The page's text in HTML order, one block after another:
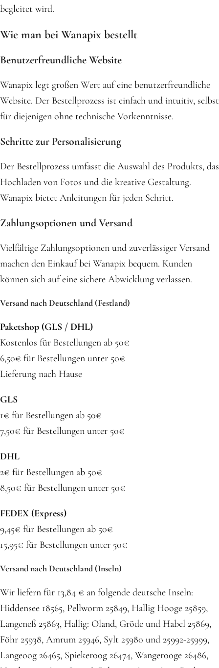
begleitet wird.
Wie man bei Wanapix bestellt
Benutzerfreundliche Website
Wanapix legt großen Wert auf eine benutzerfreundliche
Website. Der Bestellprozess ist einfach und intuitiv, selbst
für diejenigen ohne technische Vorkenntnisse.
Schritte zur Personalisierung
Der Bestellprozess umfasst die Auswahl des Produkts, das
Hochladen von Fotos und die kreative Gestaltung.
Wanapix bietet Anleitungen für jeden Schritt.
Zahlungsoptionen und Versand
Vielfältige Zahlungsoptionen und zuverlässiger Versand
machen den Einkauf bei Wanapix bequem. Kunden
können sich auf eine sichere Abwicklung verlassen.
Versand nach Deutschland (Festland)
Paketshop (GLS / DHL)
Kostenlos für Bestellungen ab 50€
6,50€ für Bestellungen unter 50€
Lieferung nach Hause
GLS
1€ für Bestellungen ab 50€
7,50€ für Bestellungen unter 50€
DHL
2€ für Bestellungen ab 50€
8,50€ für Bestellungen unter 50€
FEDEX (Express)
9,45€ für Bestellungen ab 50€
15,95€ für Bestellungen unter 50€
Versand nach Deutschland (Inseln)
Wir liefern für 13,84 € an folgende deutsche Inseln:
Hiddensee 18565, Pellworm 25849, Hallig Hooge 25859,
Langeneß 25863, Hallig: Oland, Gröde und Habel 25869,
Föhr 25938, Amrum 25946, Sylt 25980 und 25992-25999,
Langeoog 26465, Spiekeroog 26474, Wangerooge 26486,